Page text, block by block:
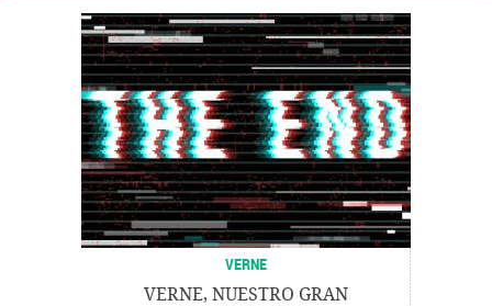
VERNE
VERNE, NUESTRO GRAN